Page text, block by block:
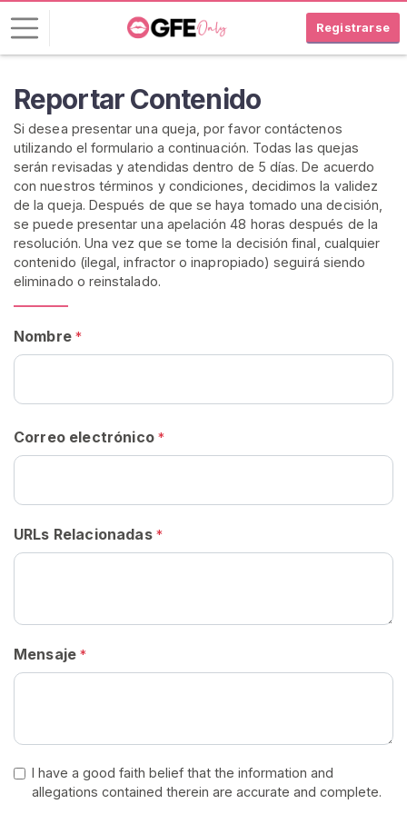
Registrarse
Reportar Contenido
Si desea presentar una queja, por favor contáctenos
utilizando el formulario a continuación. Todas las quejas
serán revisadas y atendidas dentro de 5 días. De acuerdo
con nuestros términos y condiciones, decidimos la validez
de la queja. Después de que se haya tomado una decisión,
se puede presentar una apelación 48 horas después de la
resolución. Una vez que se tome la decisión final, cualquier
contenido (ilegal, infractor o inapropiado) seguirá siendo
eliminado o reinstalado.
Nombre*
Correo electrónico*
URLs Relacionadas *
Mensaje*
I have a good faith belief that the information and
allegations contained therein are accurate and complete.
n
i
c
i
r
S
e
s
i
n
E
I
S
A
S
E
T
S
>
i